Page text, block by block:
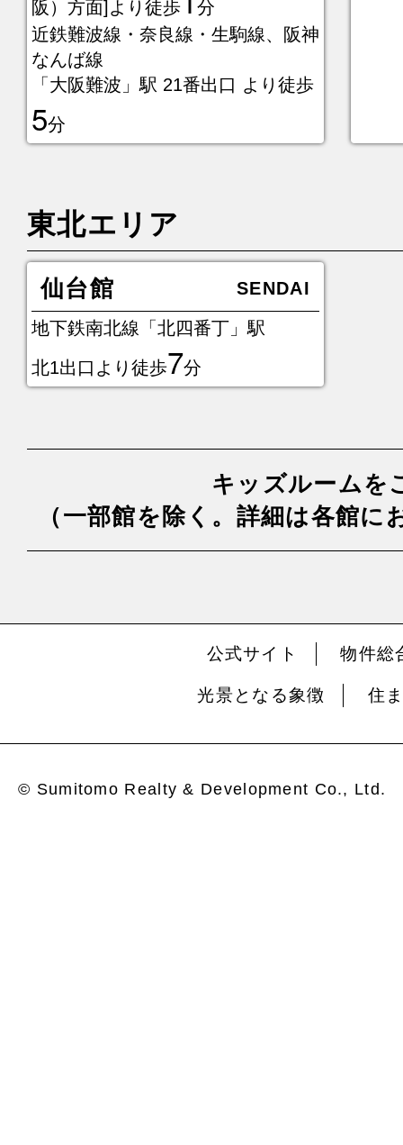
阪）方面]より徒歩
分
近鉄難波線・奈良線・生駒線、阪神
なんば線
「大阪難波」駅 21番出口 より徒歩
5分
東北エリア
仙台館
SENDAI
地下鉄南北線「北四番丁」駅
北1出口より徒歩7分
キッズルームを
（一部館を除く。詳細は各館
公式サイト 物件総
光景となる象徴 住
© Sumitomo Realty & Development Co., Ltd.